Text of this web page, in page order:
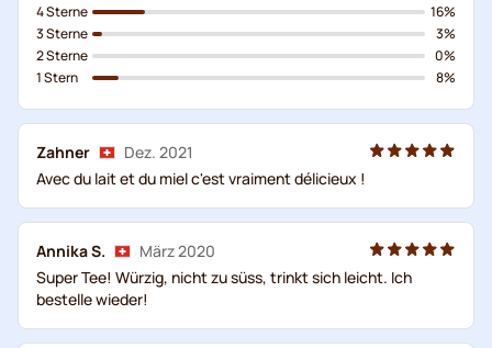
4 Sterne
3 Sterne
2 Sterne
1 Stern
16%
3%
0%
8%
Zahner
Dez. 2021
Avec du lait et du miel c'est vraiment délicieux !
Annika S.
März 2020
Super Tee! Würzig, nicht zu süss, trinkt sich leicht. Ich
bestelle wieder!